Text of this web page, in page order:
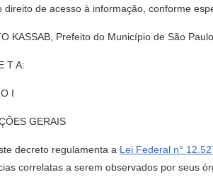
direito de acesso à informação, conforme
KASSAB, Prefeito do Município de São
T A:
I
GERAIS
decreto regulamenta a Lei Federal n°
correlatas a serem observados por seus